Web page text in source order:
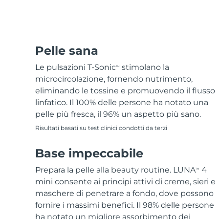
Pelle sana
Le pulsazioni T-SonicTM
stimolano la
microcircolazione, fornendo nutrimento,
eliminando le tossine e promuovendo il flusso
linfatico. Il 100% delle persone ha notato una
pelle più fresca, il 96% un aspetto più sano.
Risultati basati su test clinici condotti da terzi
Base impeccabile
Prepara la pelle alla beauty routine. LUNATM
4
mini consente ai principi attivi di creme, sieri e
maschere di penetrare a fondo, dove possono
fornire i massimi benefici. Il 98% delle persone
ha notato un migliore assorbimento dei
FAQ™ prodotti
FAQ™ prodotti
FAQ™ products
All toning treatments
PEACH™ 2
IPL hair removal
PEACH™ 2 go
PEACH™ Cooling Prep Gel
Cooling IPL hair removal gel
LUNA™ 4 body
Massaging body brush
Siero SUPERCHARGED™
Trattamento anti-
acne
ESPADA™ 2 plus
Recurring acne LED therapy
ESPADA™ 2
Acne treatment device
ESPADA™ Blemish Solution
Concentrated acne gel
Dispositivi ESPADA™
BEAR™ 2 eyes & lips
Microcurrent line smoothing device
IRIS™ 2
Rejuvenating eye massager
Skincare per contorno occhi
Advanced eye care treatment
Dispositivi per contorno occhi
Cura dei pori
KIWI™ derma
KIWI™
Blackhead remover
Cura dei capelli
LUNA™ 4 hair
FLIP™ play advanced
LED light hairbrush
LUNA™ Dual-Peptide Scalp
Sbiancamento
dentale
issa™ Teeth Whitening Set
Dual LED + sonic device & 18% PAP gel
DI PIÙ